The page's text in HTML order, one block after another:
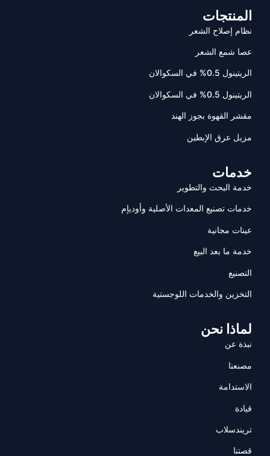
المنتجات
نظام إصلاح الشعر
عصا شمع الشعر
الريتينول 0.5% في السكوالان
الريتينول 0.5% في السكوالان
مقشر القهوة بجوز الهند
مزيل عرق الإبطين
خدمات
خدمة البحث والتطوير
خدمات تصنيع المعدات الأصلية وأوديإم
عينات مجانية
خدمة ما بعد البيع
التصنيع
التخزين والخدمات اللوجستية
لماذا نحن
نبذة عن
مصنعنا
الاستدامة
قيادة
تريندسلاب
قصتنا